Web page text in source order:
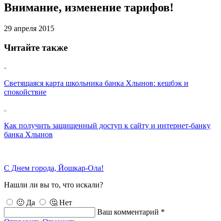
Внимание, изменение тарифов!
29 апреля 2015
Читайте также
Светящаяся карта школьника банка Хлынов: кешбэк и
спокойствие
Как получить защищенный доступ к сайту и интернет-банку
банка Хлынов
С Днем города, Йошкар-Ола!
Нашли ли вы то, что искали?
🙂 Да
🤔 Нет
Ваш комментарий *